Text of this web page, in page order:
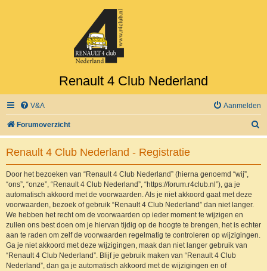
Renault 4 Club Nederland
V&A Aanmelden
Forumoverzicht
o
Renault 4 Club Nederland - Registratie
Door het bezoeken van “Renault 4 Club Nederland” (hierna genoemd “wij”,
“ons”, “onze”, “Renault 4 Club Nederland”, “https://forum.r4club.nl”), ga je
automatisch akkoord met de voorwaarden. Als je niet akkoord gaat met deze
voorwaarden, bezoek of gebruik “Renault 4 Club Nederland” dan niet langer.
We hebben het recht om de voorwaarden op ieder moment te wijzigen en
zullen ons best doen om je hiervan tijdig op de hoogte te brengen, het is echter
aan te raden om zelf de voorwaarden regelmatig te controleren op wijzigingen.
Ga je niet akkoord met deze wijzigingen, maak dan niet langer gebruik van
“Renault 4 Club Nederland”. Blijf je gebruik maken van “Renault 4 Club
Nederland”, dan ga je automatisch akkoord met de wijzigingen en of